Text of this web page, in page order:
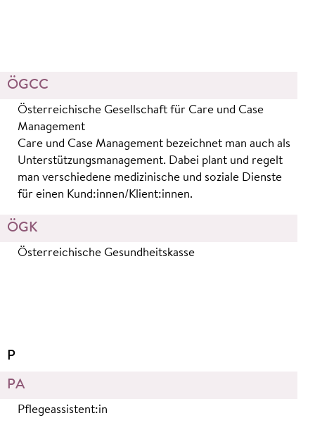
ÖGCC
Österreichische Gesellschaft für Care und Case
Management
Care und Case Management bezeichnet man auch als
Unterstützungsmanagement. Dabei plant und regelt
man verschiedene medizinische und soziale Dienste
für einen Kund:innen/Klient:innen.
ÖGK
Österreichische Gesundheitskasse
P
PA
Pflegeassistent:in